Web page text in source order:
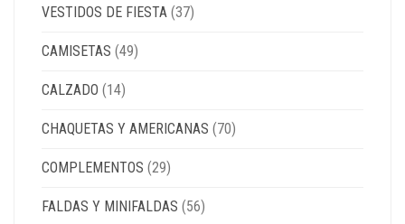
VESTIDOS DE FIESTA (37)
CAMISETAS (49)
CALZADO (14)
CHAQUETAS Y AMERICANAS (70)
COMPLEMENTOS (29)
FALDAS Y MINIFALDAS (56)